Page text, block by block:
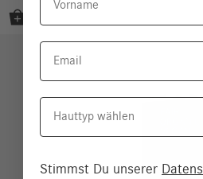
Email
Hauttyp
Stimmst Du unserer